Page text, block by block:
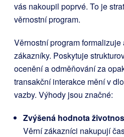
vás nakoupil poprvé. To je
věrnostní program.
Věrnostní program
zákazníky. Poskytuje
ocenění a odměňování za
transakční interakce mění v
vazby. Výhody jsou značné:
Zvýšená hodnota
Věrní zákazníci nakupují